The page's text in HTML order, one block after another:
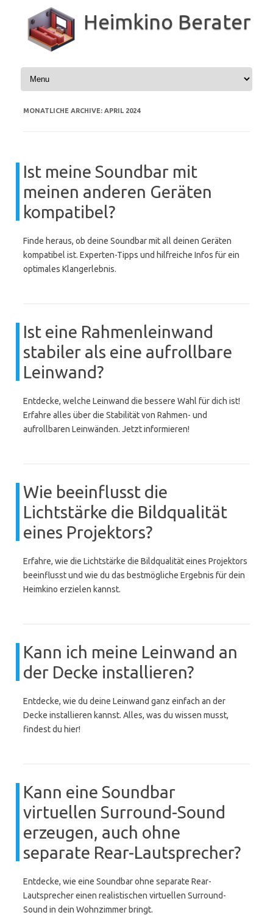
springen
Heimkino Berater
MONATLICHE ARCHIVE: APRIL 2024
Ist meine Soundbar mit
meinen anderen Geräten
kompatibel?
Finde heraus, ob deine Soundbar mit all deinen Geräten
kompatibel ist. Experten-Tipps und hilfreiche Infos für ein
optimales Klangerlebnis.
Ist eine Rahmenleinwand
stabiler als eine aufrollbare
Leinwand?
Entdecke, welche Leinwand die bessere Wahl für dich ist!
Erfahre alles über die Stabilität von Rahmen- und
aufrollbaren Leinwänden. Jetzt informieren!
Wie beeinflusst die
Lichtstärke die Bildqualität
eines Projektors?
Erfahre, wie die Lichtstärke die Bildqualität eines Projektors
beeinflusst und wie du das bestmögliche Ergebnis für dein
Heimkino erzielen kannst.
Kann ich meine Leinwand an
der Decke installieren?
Entdecke, wie du deine Leinwand ganz einfach an der
Decke installieren kannst. Alles, was du wissen musst,
findest du hier!
Kann eine Soundbar
virtuellen Surround-Sound
erzeugen, auch ohne
separate Rear-Lautsprecher?
Entdecke, wie eine Soundbar ohne separate Rear-
Lautsprecher einen realistischen virtuellen Surround-
Sound in dein Wohnzimmer bringt.